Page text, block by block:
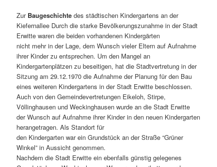
Zur Baugeschichte des städtischen Kindergartens an der
Kiefernallee Durch die starke Bevölkerungszunahme in der Stadt
Erwitte waren die beiden vorhandenen Kindergärten
nicht mehr in der Lage, dem Wunsch vieler Eltern auf Aufnahme
ihrer Kinder zu entsprechen. Um den Mangel an
Kindergartenplätzen zu beseitigen, hat die Stadtvertretung in der
Sitzung am 29.12.1970 die Aufnahme der Planung für den Bau
eines weiteren Kindergartens in der Stadt Erwitte beschlossen.
Auch von den Gemeindevertretungen Eikeloh, Stirpe,
Völlinghausen und Weckinghausen wurde an die Stadt Erwitte
der Wunsch auf Aufnahme ihrer Kinder in den neuen Kindergarten
herangetragen. Als Standort für
den Kindergarten war ein Grundstück an der Straße “Grüner
Winkel” in Aussicht genommen.
Nachdem die Stadt Erwitte ein ebenfalls günstig gelegenes